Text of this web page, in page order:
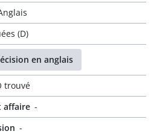
(D)
en anglais
trouvé
affaire -
-